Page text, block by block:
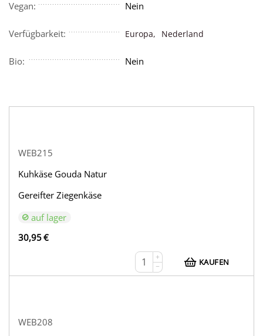
Vegan: Nein
Verfügbarkeit: Europa, Nederland
Bio: Nein
WEB215
Kuhkäse Gouda Natur
Gereifter Ziegenkäse
auf lager
30,95€
+
−
KAUFEN
WEB208